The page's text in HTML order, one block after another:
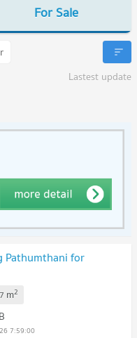
For Sale
Lastest update
Pathumthani for
m2
7:59:00